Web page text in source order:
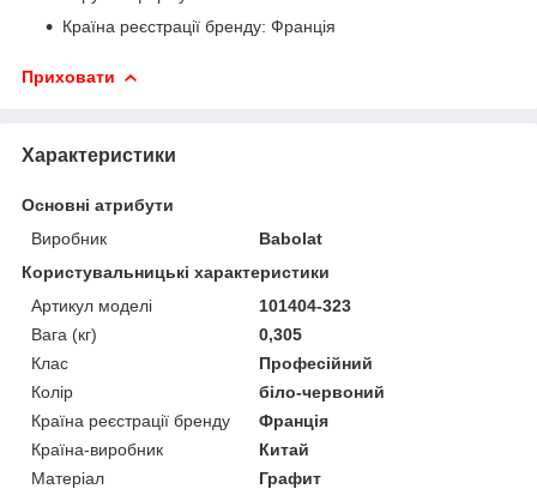
Країна реєстрації бренду: Франція
Приховати
Характеристики
Основні атрибути
Виробник
Babolat
Користувальницькі характеристики
Артикул моделі
101404-323
Вага (кг)
0,305
Клас
Професійний
Колір
біло-червоний
Країна реєстрації бренду
Франція
Країна-виробник
Китай
Матеріал
Графит